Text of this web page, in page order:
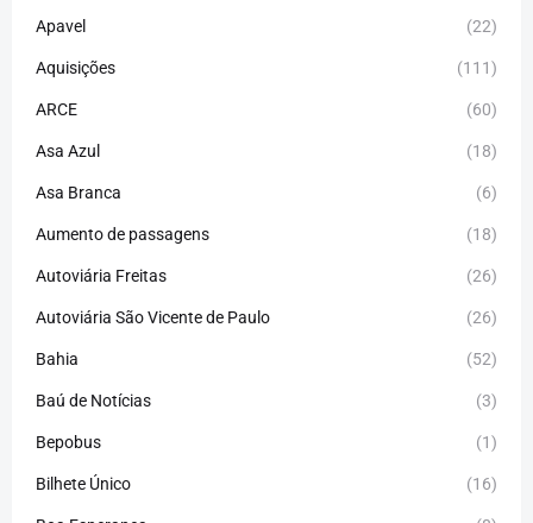
Apavel (22)
Aquisições (111)
ARCE (60)
Asa Azul (18)
Asa Branca (6)
Aumento de passagens (18)
Autoviária Freitas (26)
Autoviária São Vicente de Paulo (26)
Bahia (52)
Baú de Notícias (3)
Bepobus (1)
Bilhete Único (16)